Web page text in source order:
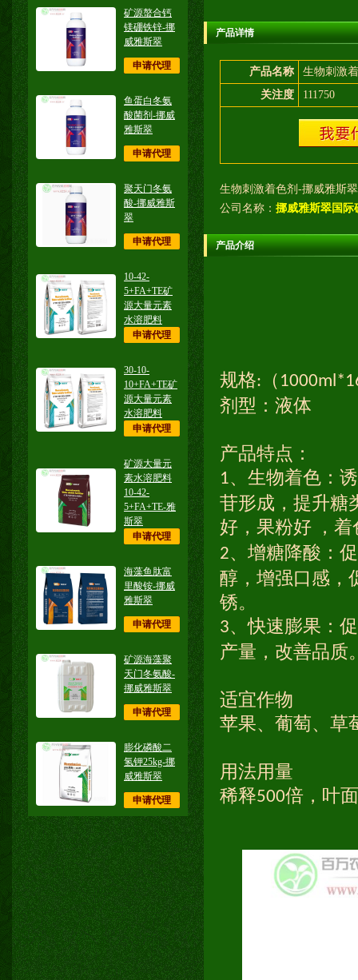
矿源螯合钙
镁硼铁锌-挪
威雅斯翠
申请代理
鱼蛋白冬氨
酸菌剂-挪威
雅斯翠
申请代理
聚天门冬氨
酸-挪威雅斯
翠
申请代理
10-42-
5+FA+TE矿
源大量元素
水溶肥料
申请代理
30-10-
10+FA+TE矿
源大量元素
水溶肥料
申请代理
矿源大量元
素水溶肥料
10-42-
5+FA+TE-雅
斯翠
申请代理
海藻鱼肽富
里酸铵-挪威
雅斯翠
申请代理
矿源海藻聚
天门冬氨酸-
挪威雅斯翠
申请代理
膨化磷酸二
氢钾25kg-挪
威雅斯翠
申请代理
产品详情
产品名称
生物刺激
关注度
111750
生物刺激着色剂-挪威雅斯翠
公司名称： 挪威雅斯翠国际
产品介绍
规格: （
剂型：液体
产品特点：
1、生物着色：
苷形成，提升糖
好，果粉好 ，
2、增糖降酸：
醇，增强口感，
锈。
3、快速膨果：
产量，改善品质
适宜作物
苹果、葡萄、草
用法用量
稀释500倍，叶